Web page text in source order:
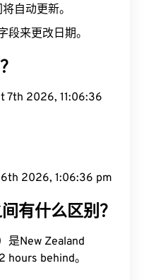
自动更新。
段来更改日期。
7th 2026, 11:06:37
2026, 1:06:37 pm
有什么区别？
是New Zealand
hours behind。